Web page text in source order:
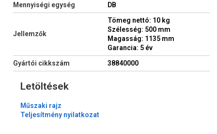
Mennyiségi egység DB
Jellemzők
Tömeg nettó: 10 kg
Szélesség: 500 mm
Magasság: 1135 mm
Garancia: 5 év
Gyártói cikkszám
38840000
Letöltések
Műszaki rajz
Teljesítmény nyilatkozat